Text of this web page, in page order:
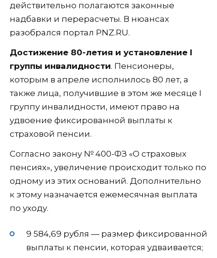
действительно полагаются законные
надбавки и перерасчеты. В нюансах
разобрался портал PNZ.RU.
Достижение 80-летия и установление I
группы инвалидности. Пенсионеры,
которым в апреле исполнилось 80 лет, а
также лица, получившие в этом же месяце I
группу инвалидности, имеют право на
удвоение фиксированной выплаты к
страховой пенсии.
Согласно закону № 400-ФЗ «О страховых
пенсиях», увеличение происходит только по
одному из этих оснований. Дополнительно
к этому назначается ежемесячная выплата
по уходу.
9 584,69 рубля — размер фиксированной
выплаты к пенсии, которая удваивается;